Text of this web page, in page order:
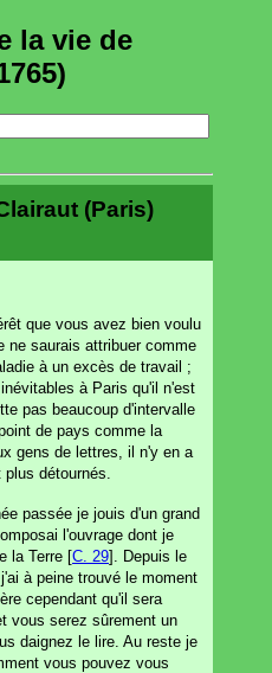
la vie de
(Paris)
que vous avez bien voulu
ne saurais attribuer comme
à un excès de travail ;
à Paris qu'il n'est
pas beaucoup d'intervalle
de pays comme la
gens de lettres, il n'y en a
détournés.
passée je jouis d'un grand
l'ouvrage dont je
la Terre [C. 29]. Depuis le
à peine trouvé le moment
cependant qu'il sera
vous serez sûrement un
daignez le lire. Au reste je
vous pouvez vous